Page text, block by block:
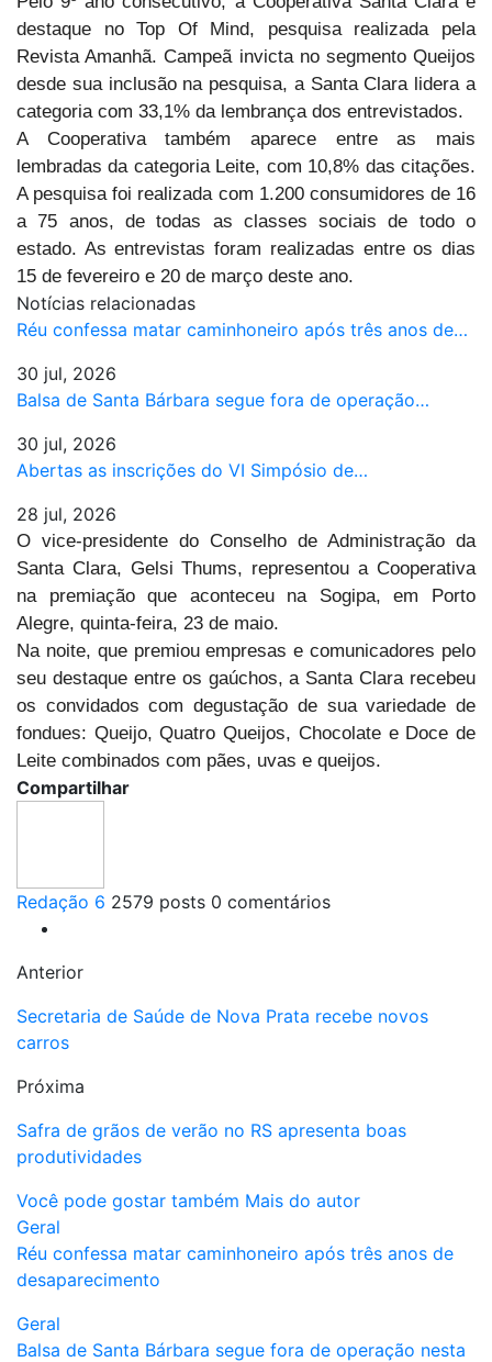
destaque no Top Of Mind, pesquisa realizada pela
Revista Amanhã. Campeã invicta no segmento Queijos
desde sua inclusão na pesquisa, a Santa Clara lidera a
categoria com 33,1% da lembrança dos entrevistados.
A Cooperativa também aparece entre as mais
lembradas da categoria Leite, com 10,8% das citações.
A pesquisa foi realizada com 1.200 consumidores de 16
a 75 anos, de todas as classes sociais de todo o
estado. As entrevistas foram realizadas entre os dias
15 de fevereiro e 20 de março deste ano.
Notícias relacionadas
Réu confessa matar caminhoneiro após três anos de…
30 jul, 2026
Balsa de Santa Bárbara segue fora de operação…
30 jul, 2026
Abertas as inscrições do VI Simpósio de…
28 jul, 2026
O vice-presidente do Conselho de Administração da
Santa Clara, Gelsi Thums, representou a Cooperativa
na premiação que aconteceu na Sogipa, em Porto
Alegre, quinta-feira, 23 de maio.
Na noite, que premiou empresas e comunicadores pelo
seu destaque entre os gaúchos, a Santa Clara recebeu
os convidados com degustação de sua variedade de
fondues: Queijo, Quatro Queijos, Chocolate e Doce de
Leite combinados com pães, uvas e queijos.
Compartilhar
Redação 6 2579 posts 0 comentários
Anterior
Secretaria de Saúde de Nova Prata recebe novos
carros
Próxima
Safra de grãos de verão no RS apresenta boas
produtividades
Você pode gostar também Mais do autor
Geral
Réu confessa matar caminhoneiro após três anos de
desaparecimento
Geral
Balsa de Santa Bárbara segue fora de operação nesta